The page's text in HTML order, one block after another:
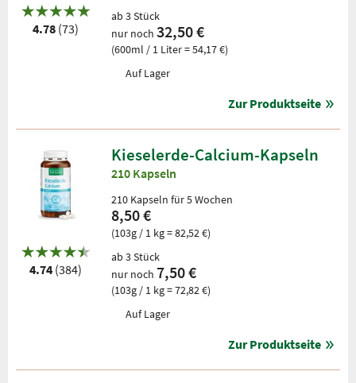
4.78 (73)
ab 3 Stück
nur noch 32,50 €
(600ml / 1 Liter = 54,17 €)
Auf Lager
Zur Produktseite
4.74 (384)
Kieselerde-Calcium-Kapseln
210 Kapseln
210 Kapseln für 5 Wochen
8,50 €
(103g / 1 kg = 82,52 €)
ab 3 Stück
nur noch 7,50 €
(103g / 1 kg = 72,82 €)
Auf Lager
Zur Produktseite